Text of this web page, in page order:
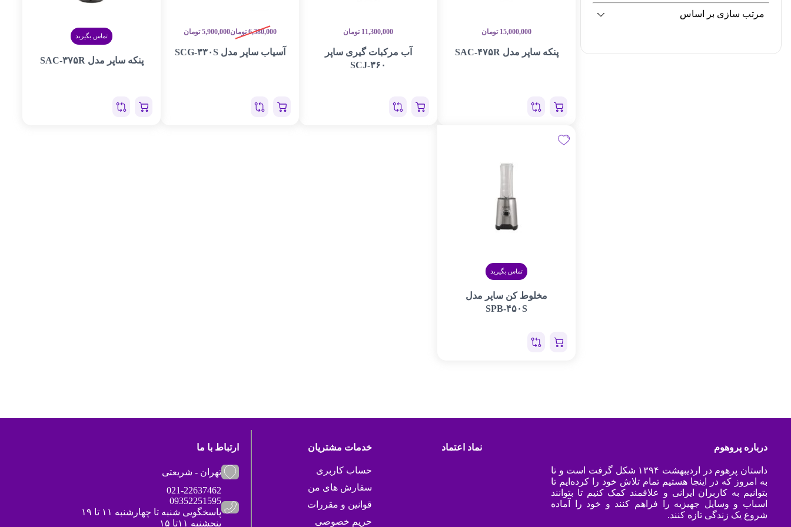
15,000,000 تومان
پنکه ساپر مدل SAC-۴۷۵R
11,300,000 تومان
آب مرکبات گیری ساپر
SCJ-۳۶۰
6,380,000 تومان5,900,000 تومان
آسیاب ساپر مدل SCG-۳۳۰S
تماس بگیرید
پنکه ساپر مدل SAC-۳۷۵R
تماس بگیرید
مخلوط کن ساپر مدل
SPB-۴۵۰S
مرتب سازی بر اساس
درباره پروهوم
داستان پرهوم در اردیبهشت ۱۳۹۴ شکل گرفت است و تا
به امروز که در اینجا هستیم تمام تلاش خود را کرده‌ایم تا
بتوانیم به کاربران ایرانی و علاقمند کمک کنیم تا بتوانند
اسباب و وسایل جهیزیه را فراهم کنند و خود را آماده
شروع یک زندگی تازه کنند.
نماد اعتماد خدمات مشتریان
حساب کاربری
سفارش های من
قوانین و مقررات
حریم خصوصی
ارتباط با ما
تهران - شریعتی
021-22637462
09352251595
پاسخگویی شنبه تا چهارشنبه ۱۱ تا ۱۹
پنجشنبه ۱۱تا ۱۵